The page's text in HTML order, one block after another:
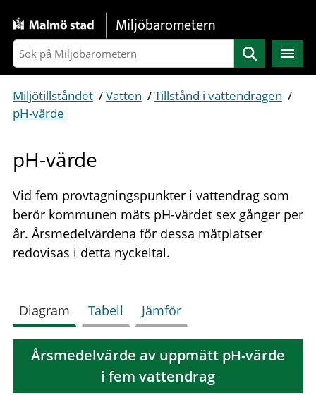
Gå direkt till sidans innehåll
Miljöbarometern
Sök
Miljötillståndet /Vatten /Tillstånd i vattendragen /
pH-värde
pH-värde
Vid fem provtagningspunkter i vattendrag som
berör kommunen mäts pH-värdet sex gånger per
år. Årsmedelvärdena för dessa mätplatser
redovisas i detta nyckeltal.
Diagram Tabell Jämför
Årsmedelvärde av uppmätt pH-värde
i fem vattendrag